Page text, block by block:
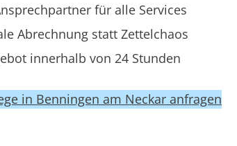
für alle Services
Abrechnung statt Zettelchaos
innerhalb von 24 Stunden
in Benningen am Neckar anfragen